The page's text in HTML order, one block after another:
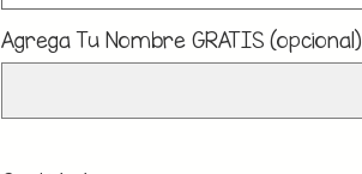
Agrega Tu Nombre GRATIS (opcional)